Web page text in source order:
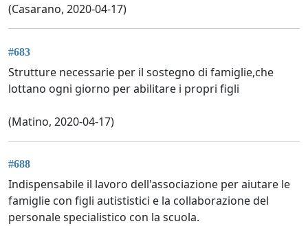
(Casarano, 2020-04-17)
#683
Strutture necessarie per il sostegno di famiglie,che
lottano ogni giorno per abilitare i propri figli
(Matino, 2020-04-17)
#688
Indispensabile il lavoro dell'associazione per aiutare le
famiglie con figli autististici e la collaborazione del
personale specialistico con la scuola.